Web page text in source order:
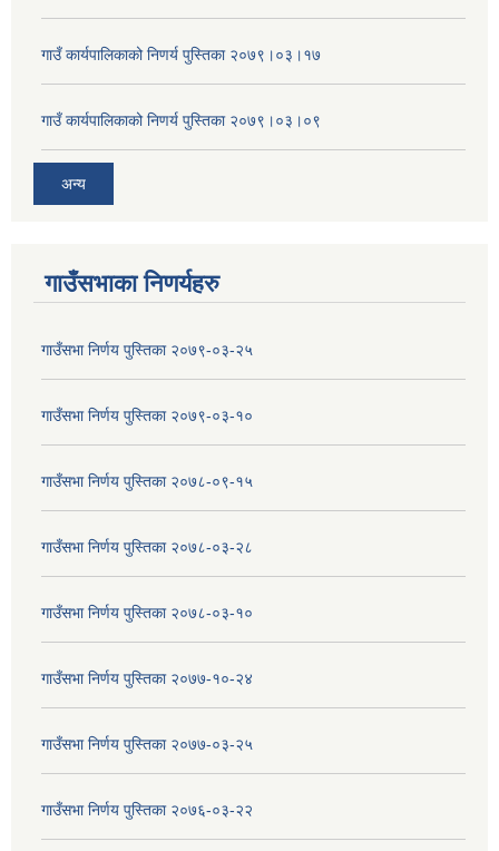
गाउँ कार्यपालिकाको निणर्य पुस्तिका २०७९।०३।१७
गाउँ कार्यपालिकाको निणर्य पुस्तिका २०७९।०३।०९
अन्य
गाउँसभाका निणर्यहरु
गाउँसभा निर्णय पुस्तिका २०७९-०३-२५
गाउँसभा निर्णय पुस्तिका २०७९-०३-१०
गाउँसभा निर्णय पुस्तिका २०७८-०९-१५
गाउँसभा निर्णय पुस्तिका २०७८-०३-२८
गाउँसभा निर्णय पुस्तिका २०७८-०३-१०
गाउँसभा निर्णय पुस्तिका २०७७-१०-२४
गाउँसभा निर्णय पुस्तिका २०७७-०३-२५
गाउँसभा निर्णय पुस्तिका २०७६-०३-२२